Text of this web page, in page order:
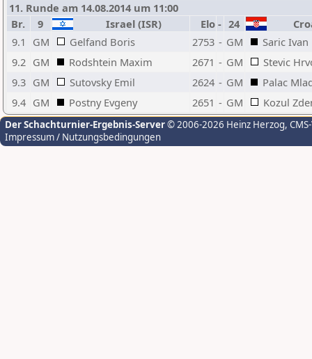
11. Runde am 14.08.2014 um 11:00
Br.
9 Israel (ISR) Elo - 24
9.1
GM Gelfand Boris 2753 - GM
Saric Ivan
9.2 GM Rodshtein Maxim 2671 - GM
Stevic
9.3 GM Sutovsky Emil 2624 - GM
Palac
9.4 GM Postny Evgeny 2651 - GM Kozul
Der Schachturnier-Ergebnis-Server© 2006-2026 Heinz Herzog,
Impressum / Nutzungsbedingungen